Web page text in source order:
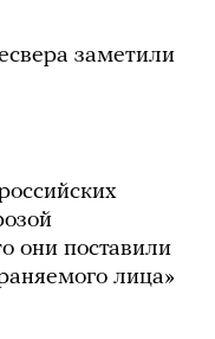
заметили
они поставили
лица»